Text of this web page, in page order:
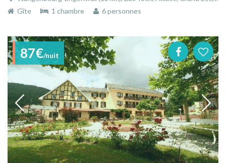
Gîte
1 chambre 6 personnes
87€/nuit